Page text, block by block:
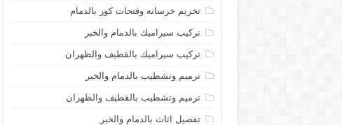
تخريم خرسانه وفتحات كور بالدمام
تركيب سيراميك بالدمام والخبر
تركيب سيراميك بالقطيف والظهران
ترميم وتشطيب بالدمام والخبر
ترميم وتشطيب بالقطيف والظهران
تفصيل اثاث بالدمام والخبر